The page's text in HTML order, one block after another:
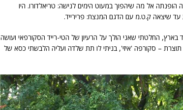
הופנתה אל מה שיהפוך במעוט הימים לנישה: טריאלדורו. היו
עד שיצאה ק.ט.מ עם הדגם המנצח: פרירייד.
בארץ, החלטתי שאני הולך על הרעיון של הטי-רייד הסקורפאי ועושה
תוצרת – סקורפה 'איזי', בניתי לו תת שלדה ועליה הלבשתי כסא של